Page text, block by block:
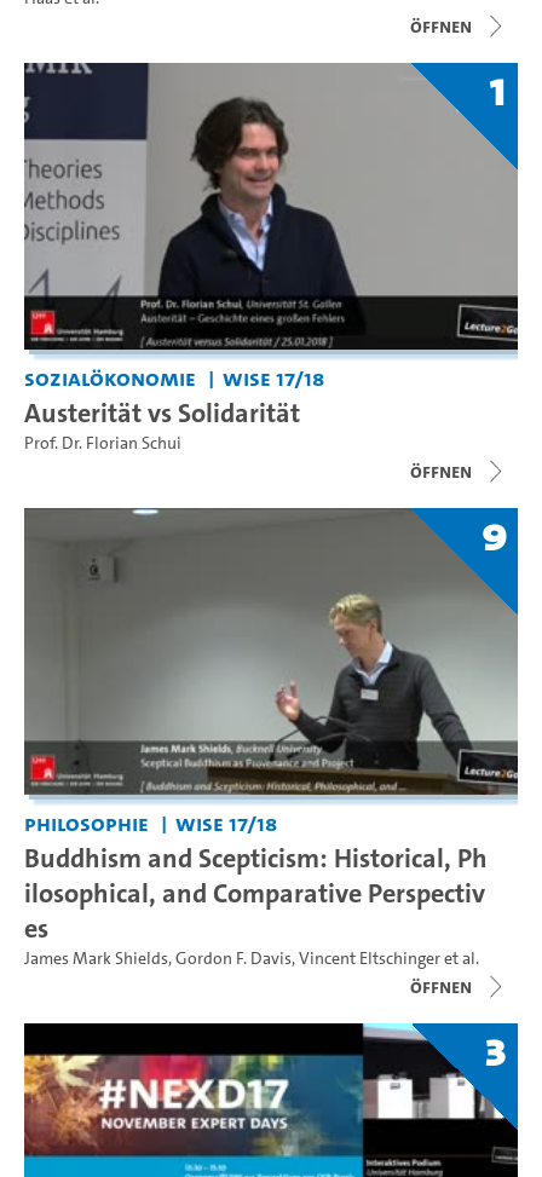
Öffnen
1
Sozialökonomie WiSe 17/18
Austerität vs Solidarität
Prof. Dr. Florian Schui
Öffnen
9
Philosophie WiSe 17/18
Buddhism and Scepticism: Historical, Ph
ilosophical, and Comparative Perspectiv
es
James Mark Shields,Gordon F. Davis,Vincent Eltschingeret al.
Öffnen
3